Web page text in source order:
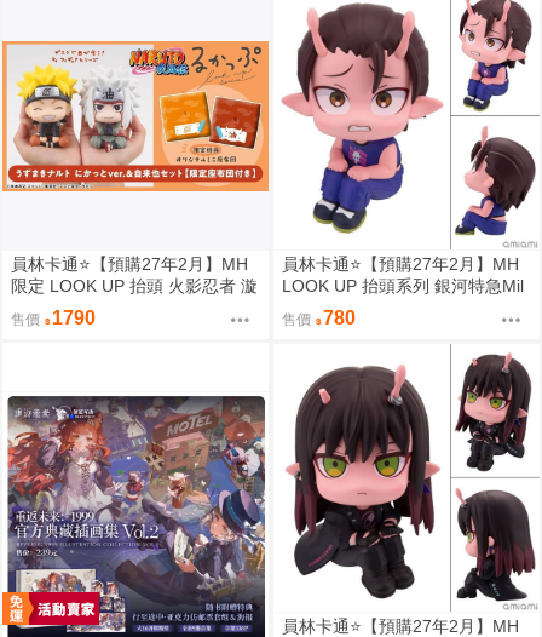
構集
員林卡通⭐️【預購27年2月】MH
限定 LOOK UP 抬頭 火影忍者 漩
渦鳴人 自來也 套組附特典 0813
售價 1790
員林卡通⭐️【預購27年2月】MH
LOOK UP 抬頭系列 銀河特急Mil
ky☆Subway 鐵多 0813
售價 780
員林卡通⭐️【預購27年2月】MH